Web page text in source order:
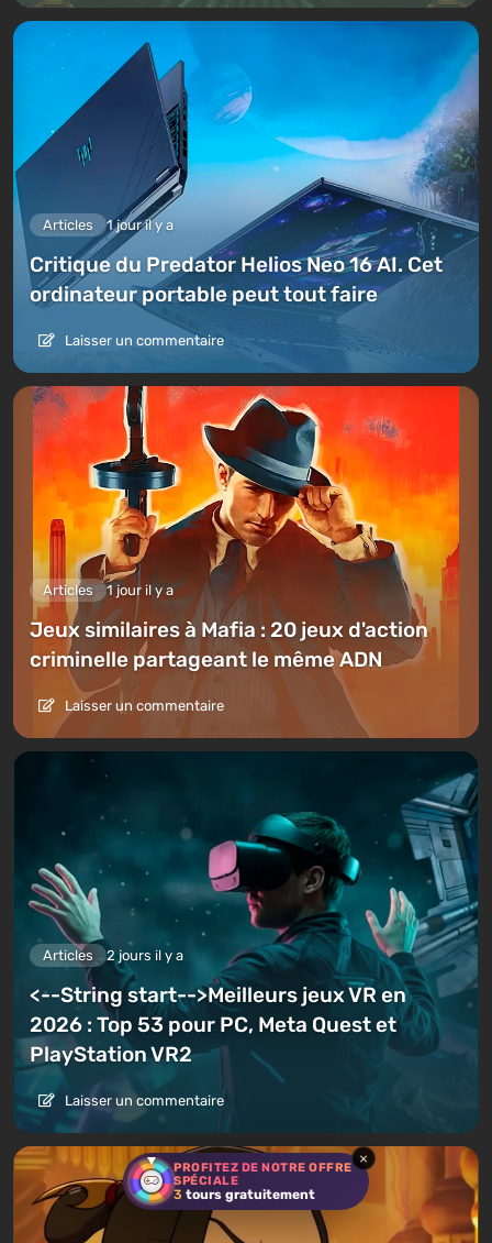
PROFITEZ DE NOTRE OFFRE
SPÉCIALE
3 tours gratuitement
×
Articles 1 jour il y a
Critique du Predator Helios Neo 16 AI. Cet
ordinateur portable peut tout faire
Laisser un commentaire
Articles 1 jour il y a
Jeux similaires à Mafia : 20 jeux d'action
criminelle partageant le même ADN
Laisser un commentaire
Articles 2 jours il y a
<--String start-->Meilleurs jeux VR en
2026 : Top 53 pour PC, Meta Quest et
PlayStation VR2
Laisser un commentaire